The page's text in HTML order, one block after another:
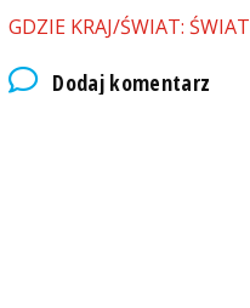
GDZIE KRAJ/ŚWIAT: ŚWIAT
Dodaj komentarz